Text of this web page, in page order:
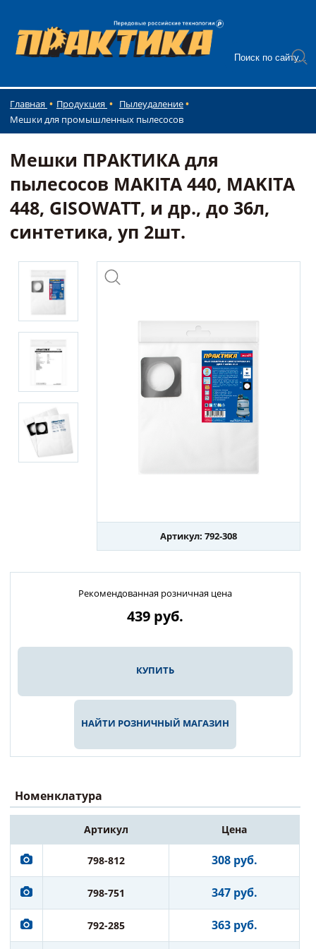
Главная Продукция
Пылеудаление
Мешки для промышленных пылесосов
Мешки ПРАКТИКА для
пылесосов MAKITA 440, MAKITA
448, GISOWATT, и др., до 36л,
синтетика, уп 2шт.
Артикул: 792-308
Рекомендованная розничная цена
439 руб.
КУПИТЬ
НАЙТИ РОЗНИЧНЫЙ МАГАЗИН
Номенклатура
Артикул Цена
798-812 308 руб.
798-751 347 руб.
792-285 363 руб.